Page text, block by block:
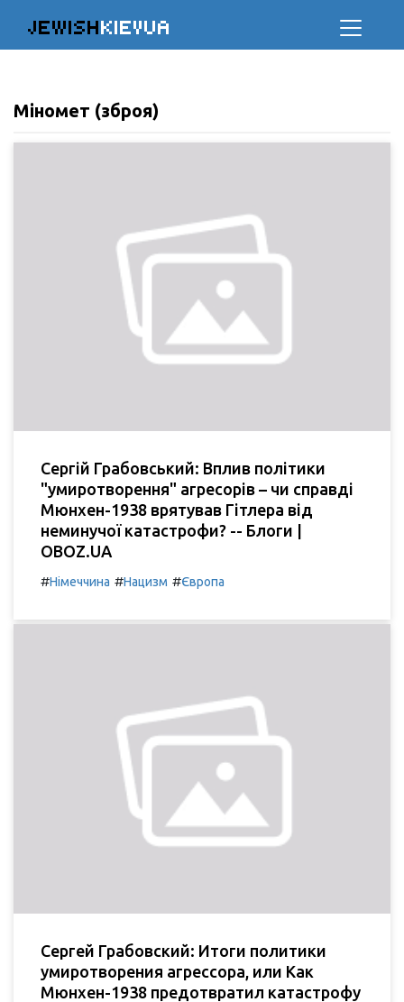
JEWISHKIEVUA
Міномет (зброя)
Сергій Грабовський: Вплив політики
"умиротворення" агресорів – чи справді
Мюнхен-1938 врятував Гітлера від
неминучої катастрофи? -- Блоги |
OBOZ.UA
#Німеччина #Нацизм #Європа
Сергей Грабовский: Итоги политики
умиротворения агрессора, или Как
Мюнхен-1938 предотвратил катастрофу